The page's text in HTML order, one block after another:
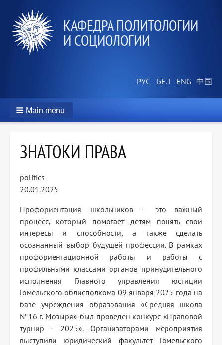
КАФЕДРА ПОЛИТОЛОГИИ
И СОЦИОЛОГИИ
Main menu
ЗНАТОКИ ПРАВА
politics
20.01.2025
Профориентация школьников – это важный
процесс, который помогает детям понять свои
интересы и способности, а также сделать
осознанный выбор будущей профессии. В рамках
профориентационной работы и работы с
профильными классами органов принудительного
исполнения Главного управления юстиции
Гомельского облисполкома 09 января 2025 года на
базе учреждения образования «Средняя школа
№16 г. Мозыря» был проведен конкурс «Правовой
турнир - 2025». Организаторами мероприятия
выступили юридический факультет Гомельского